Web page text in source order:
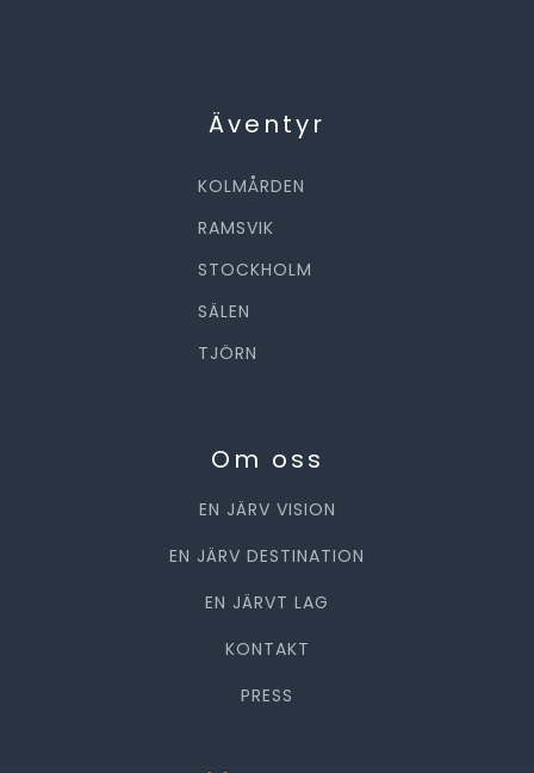
Äventyr
KOLMÅRDEN
RAMSVIK
STOCKHOLM
SÄLEN
TJÖRN
Om oss
EN JÄRV VISION
EN JÄRV DESTINATION
EN JÄRVT LAG
KONTAKT
PRESS